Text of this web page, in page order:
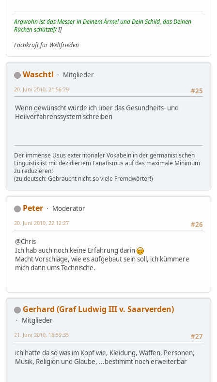
Argwohn ist das Messer in Deinem Ärmel und Dein Schild, das Deinen
Rücken schützt![/I]
Fachkraft für Weltfrieden
Waschtl
Mitglieder
#25
20. Juni 2010, 21:56:29
Wenn gewünscht würde ich über das Gesundheits- und
Heilverfahrenssystem schreiben
Der immense Usus exterritorialer Vokabeln in der germanistischen
Linguistik ist mit dezidiertem Fanatismus auf das maximale Minimum
zu reduzieren!
(zu deutsch: Gebraucht nicht so viele Fremdwörter!)
Peter
Moderator
#26
20. Juni 2010, 22:12:27
@Chris
Ich hab auch noch keine Erfahrung darin
Macht Vorschläge, wie es aufgebaut sein soll, ich kümmere
mich dann ums Technische.
Gerhard (Graf Ludwig III v. Saarverden)
Mitglieder
#27
21. Juni 2010, 18:59:35
ich hatte da so was im Kopf wie, Kleidung, Waffen, Personen,
Musik, Religion und Glaube, ...bestimmt noch erweiterbar